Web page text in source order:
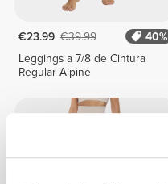
€23.99 €39.99
40%
Leggings a 7/8 de Cintura
Regular Alpine